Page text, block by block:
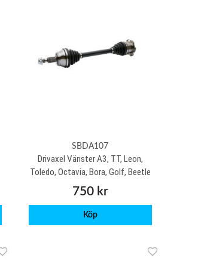
SBDA107
Drivaxel Vänster A3, TT, Leon,
Toledo, Octavia, Bora, Golf, Beetle
750 kr
Köp